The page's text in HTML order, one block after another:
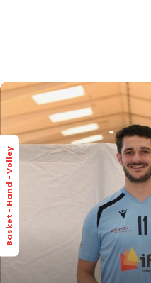
Basket - Hand - Volley